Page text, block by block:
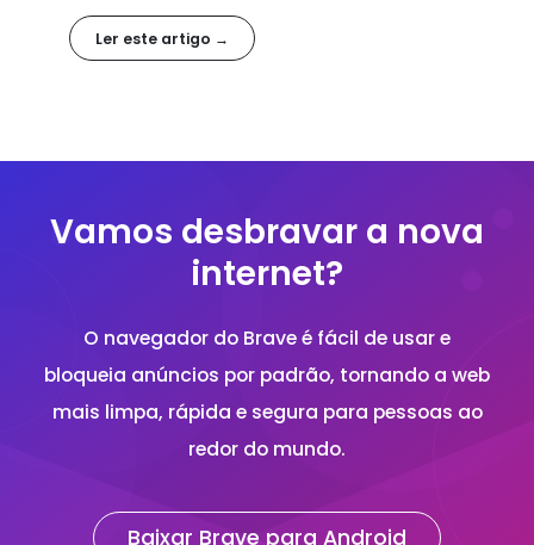
para o seu dispositivo Android.
Ler este artigo →
Vamos desbravar a nova
internet?
O navegador do Brave é fácil de usar e
bloqueia anúncios por padrão, tornando a web
mais limpa, rápida e segura para pessoas ao
redor do mundo.
Baixar Brave para Android